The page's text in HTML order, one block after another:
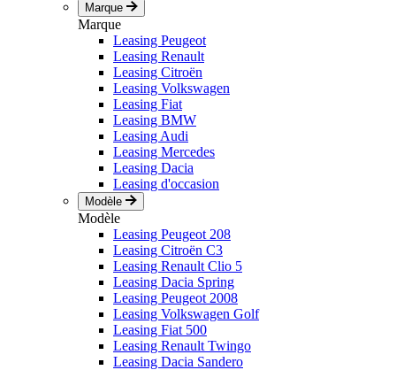
Marque
Marque
Leasing Peugeot
Leasing Renault
Leasing Citroën
Leasing Volkswagen
Leasing Fiat
Leasing BMW
Leasing Audi
Leasing Mercedes
Leasing Dacia
Leasing d'occasion
Modèle
Modèle
Leasing Peugeot 208
Leasing Citroën C3
Leasing Renault Clio 5
Leasing Dacia Spring
Leasing Peugeot 2008
Leasing Volkswagen Golf
Leasing Fiat 500
Leasing Renault Twingo
Leasing Dacia Sandero